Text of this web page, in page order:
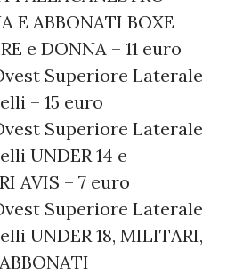
E ABBONATI BOXE
e DONNA – 11 euro
Superiore Laterale
– 15 euro
Superiore Laterale
UNDER 14 e
AVIS – 7 euro
Superiore Laterale
UNDER 18, MILITARI,